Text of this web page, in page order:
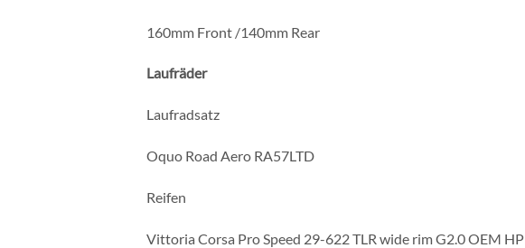
160mm Front /140mm Rear
Laufräder
Laufradsatz
Oquo Road Aero RA57LTD
Reifen
Vittoria Corsa Pro Speed 29-622 TLR wide rim G2.0 OEM HP